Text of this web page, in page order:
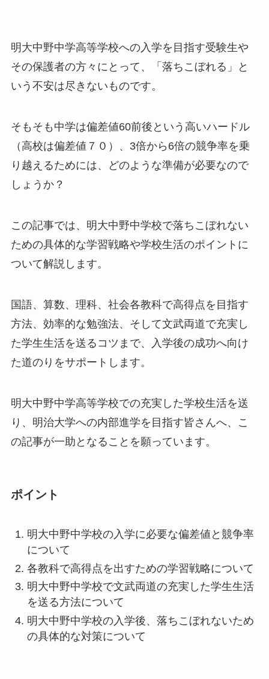
明大中野中学高等学校への入学を目指す受験生や
その保護者の方々にとって、「落ちこぼれる」と
いう不安は尽きないものです。
そもそも中学は偏差値60前後という高いハードル
（高校は偏差値７０）、3倍から6倍の競争率を乗
り越えるためには、どのような準備が必要なので
しょうか？
この記事では、明大中野中学校で落ちこぼれない
ための具体的な学習戦略や学校生活のポイントに
ついて解説します。
国語、算数、理科、社会各教科で高得点を目指す
方法、効率的な勉強法、そして文武両道で充実し
た学生生活を送るコツまで、入学後の成功へ向け
た道のりをサポートします。
明大中野中学高等学校での充実した学校生活を送
り、明治大学への内部進学を目指す皆さんへ、こ
の記事が一助となることを願っています。
ポイント
明大中野中学校の入学に必要な偏差値と競争率
について
各教科で高得点を出すための学習戦略について
明大中野中学校で文武両道の充実した学生生活
を送る方法について
明大中野中学校の入学後、落ちこぼれないため
の具体的な対策について